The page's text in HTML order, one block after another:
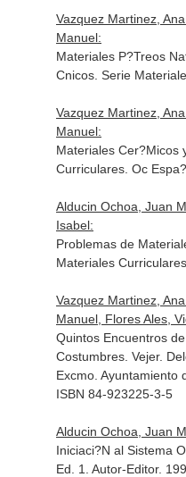
Vazquez Martinez,
Manuel:
Materiales P?Treos
Cnicos. Serie
Vazquez Martinez,
Manuel:
Materiales Cer?Micos
Curriculares. Oc
Alducin Ochoa, Juan
Isabel:
Problemas de
Materiales
Vazquez Martinez,
Manuel, Flores Ales,
Quintos Encuentros
Costumbres. Vejer.
Excmo. Ayuntamiento
ISBN 84-923225-3-5
Alducin Ochoa, Juan
Iniciaci?N al Sistema
Ed. 1. Autor-Editor.